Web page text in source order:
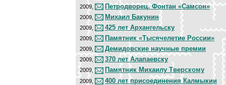
2009, Петродворец. Фонтан «Самсон»
2009, Михаил Бакунин
2009, 425 лет Архангельску
2009, Памятник «Тысячелетие России»
2009, Демидовские научные премии
2009, 370 лет Алапаевску
2009, Памятник Михаилу Тверскому
2009, 400 лет присоединения Калмыкии